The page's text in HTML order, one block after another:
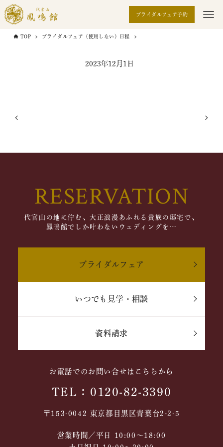
ブライダルフェア予約
TOP ブライダルフェア（使用しない）日程
2023年12月1日
RESERVATION
代官山の地に佇む、大正浪漫あふれる貴族の邸宅で、
鳳鳴館でしか叶わないウェディングを…
ブライダルフェア
いつでも見学・相談
資料請求
お電話でのお問い合せはこちらから
TEL：0120-82-3390
〒153-0042 東京都目黒区青葉台2-2-5
営業時間／平日 10:00～18:00